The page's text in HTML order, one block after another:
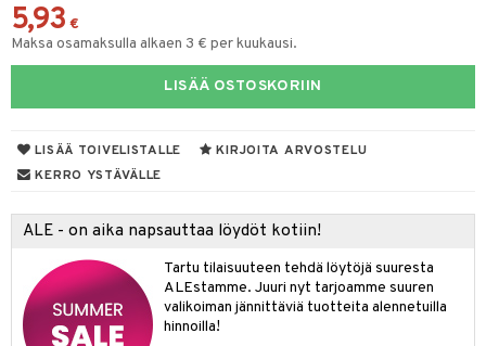
5,93 €
Maksa osamaksulla alkaen 3 € per kuukausi.
LISÄÄ OSTOSKORIIN
LISÄÄ TOIVELISTALLE
KIRJOITA ARVOSTELU
KERRO YSTÄVÄLLE
ALE - on aika napsauttaa löydöt kotiin!
Tartu tilaisuuteen tehdä löytöjä suuresta
ALEstamme. Juuri nyt tarjoamme suuren
valikoiman jännittäviä tuotteita alennetuilla
hinnoilla!
& kynnet
tuotteet